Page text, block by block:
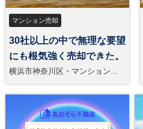
マンション売却
30社以上の中で無理な要望
にも根気強く売却できた。
横浜市神奈川区・マンション売